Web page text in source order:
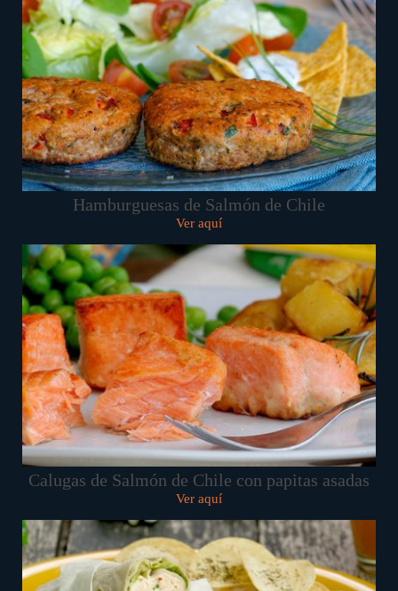
Hamburguesas de Salmón de Chile
Ver aquí
Calugas de Salmón de Chile con papitas asadas
Ver aquí